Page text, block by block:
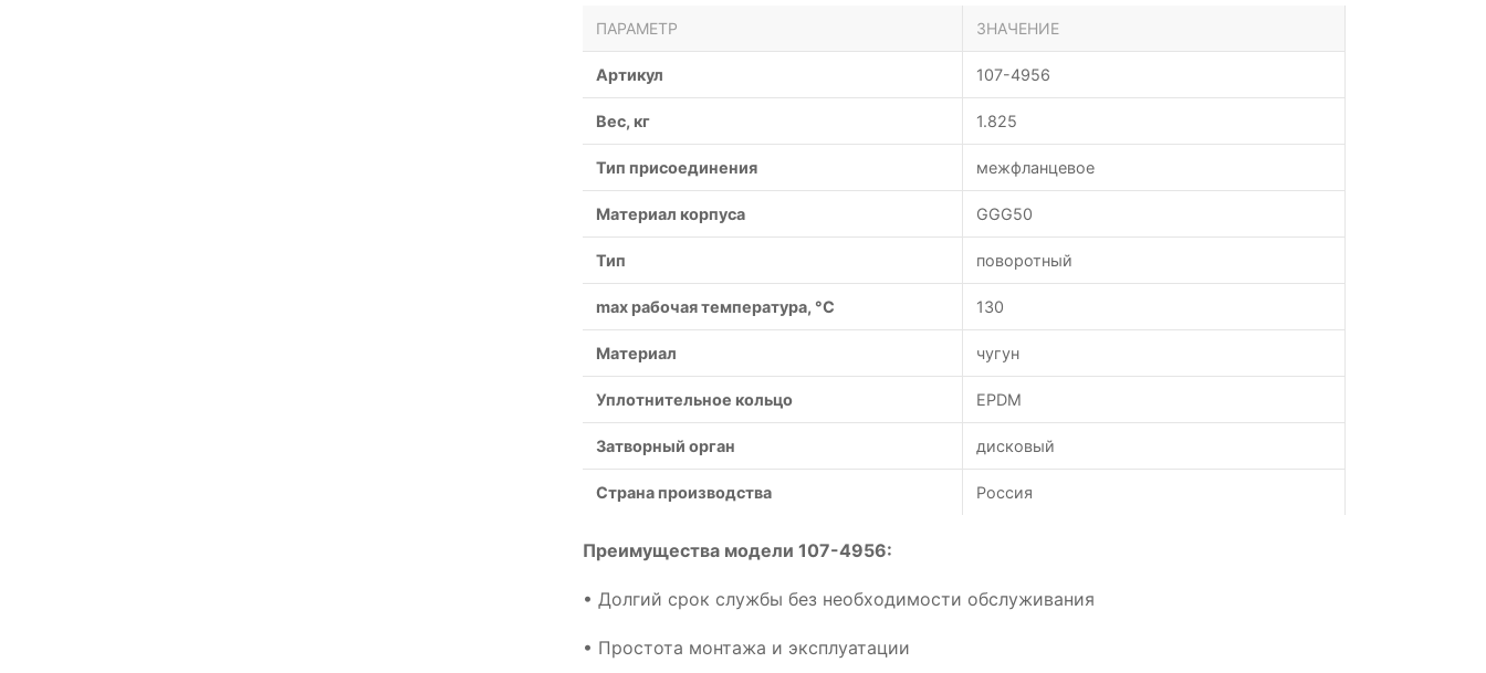
ПАРАМЕТР ЗНАЧЕНИЕ
Артикул 107-4956
Вес, кг 1.825
Тип присоединения межфланцевое
Материал корпуса GGG50
Тип поворотный
max рабочая температура, °C 130
Материал чугун
Уплотнительное кольцо EPDM
Затворный орган дисковый
Страна производства Россия
Преимущества модели 107-4956:
• Долгий срок службы без необходимости обслуживания
• Простота монтажа и эксплуатации